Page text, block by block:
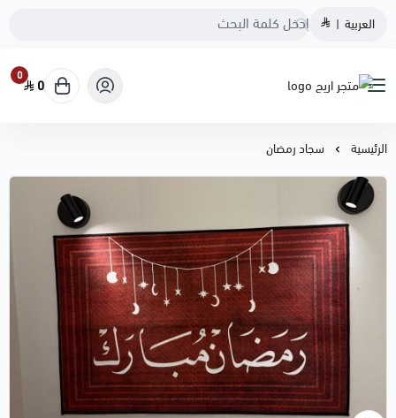
العربية |
متجر اريج
0
0
الرئيسية سجاد رمضان